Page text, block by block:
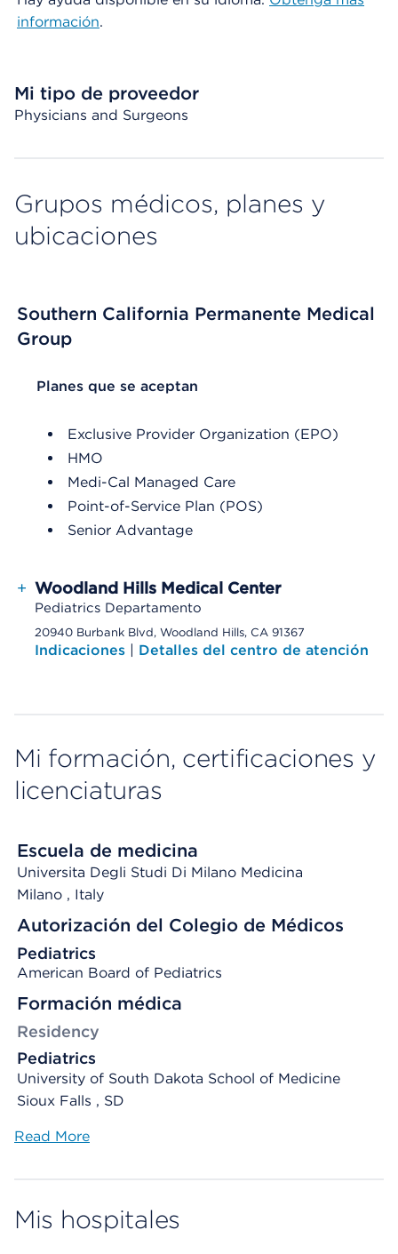
información.
Mi tipo de proveedor
Physicians and Surgeons
Grupos médicos, planes y
ubicaciones
Southern California Permanente Medical
Group
List Header Planes que se aceptan
Planes que se aceptan
Exclusive Provider Organization (EPO)
HMO
Medi-Cal Managed Care
Point-of-Service Plan (POS)
Senior Advantage
+ Woodland Hills Medical Center
Pediatrics Departamento
20940 Burbank Blvd, Woodland Hills, CA 91367
Indicaciones | Detalles del centro de atención
Mi formación, certificaciones y
licenciaturas
Escuela de medicina
Universita Degli Studi Di Milano Medicina
Milano , Italy
Autorización del Colegio de Médicos
Pediatrics
American Board of Pediatrics
Formación médica
Residency
Pediatrics
University of South Dakota School of Medicine
Sioux Falls , SD
Read More
Mis hospitales